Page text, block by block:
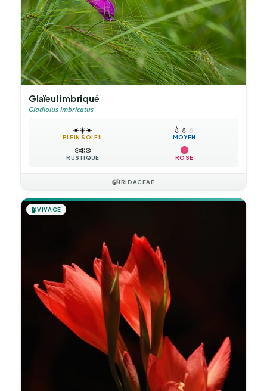
Glaïeul imbriqué
Gladiolus imbricatus
☀️☀️☀️
PLEIN SOLEIL
💧 💧 💧
MOYEN
❄️❄️❄️
RUSTIQUE ROSE
🍃IRIDACEAE
🪴VIVACE